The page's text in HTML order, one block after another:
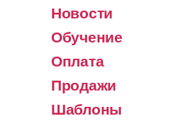
Новости
Обучение
Оплата
Продажи
Шаблоны